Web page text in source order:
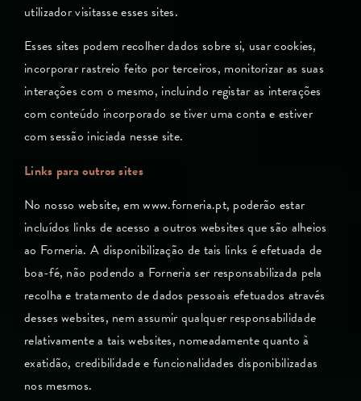
utilizador visitasse esses sites.
Esses sites podem recolher dados sobre si, usar cookies,
incorporar rastreio feito por terceiros, monitorizar as suas
interações com o mesmo, incluindo registar as interações
com conteúdo incorporado se tiver uma conta e estiver
com sessão iniciada nesse site.
Links para outros sites
No nosso website, em www.forneria.pt, poderão estar
incluídos links de acesso a outros websites que são alheios
ao Forneria. A disponibilização de tais links é efetuada de
boa-fé, não podendo a Forneria ser responsabilizada pela
recolha e tratamento de dados pessoais efetuados através
desses websites, nem assumir qualquer responsabilidade
relativamente a tais websites, nomeadamente quanto à
exatidão, credibilidade e funcionalidades disponibilizadas
nos mesmos.